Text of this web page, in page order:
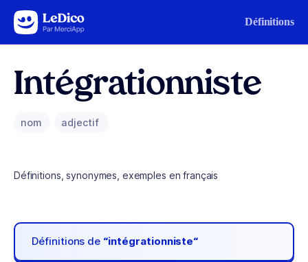
Aller au contenu Définitions
Intégrationniste
nom adjectif
Définitions, synonymes, exemples en français
Définitions de “intégrationniste“